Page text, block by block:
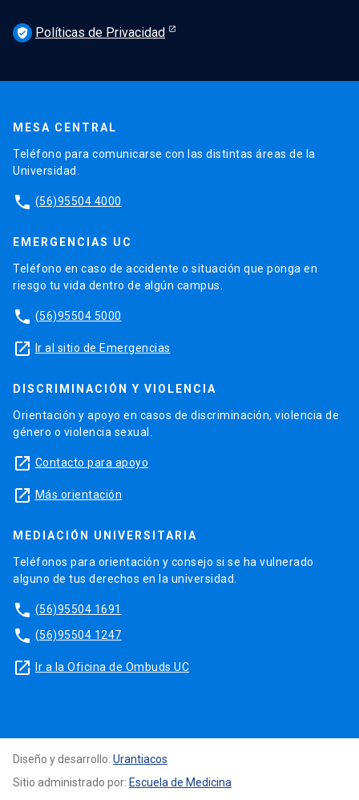
verified_user Políticas de Privacidad
MESA CENTRAL
Teléfono para comunicarse con las distintas áreas de la
Universidad.
phone (56)95504 4000
EMERGENCIAS UC
Teléfono en caso de accidente o situación que ponga en
riesgo tu vida dentro de algún campus.
phone (56)95504 5000
launch Ir al sitio de Emergencias
DISCRIMINACIÓN Y VIOLENCIA
Orientación y apoyo en casos de discriminación, violencia de
género o violencia sexual.
launch Contacto para apoyo
launch Más orientación
MEDIACIÓN UNIVERSITARIA
Teléfonos para orientación y consejo si se ha vulnerado
alguno de tus derechos en la universidad.
phone (56)95504 1691
phone (56)95504 1247
launch Ir a la Oficina de Ombuds UC
Diseño y desarrollo: Urantiacos
Sitio administrado por: Escuela de Medicina